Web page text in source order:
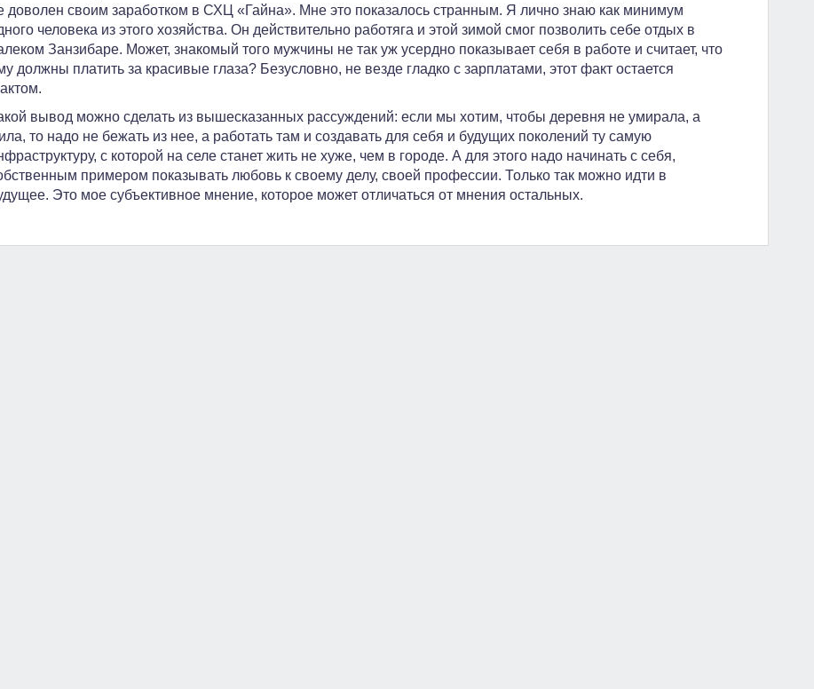
доволен своим заработком в СХЦ «Гайна». Мне это показалось странным. Я лично знаю как минимум
человека из этого хозяйства. Он действительно работяга и этой зимой смог позволить себе отдых в
Занзибаре. Может, знакомый того мужчины не так уж усердно показывает себя в работе и считает, что
должны платить за красивые глаза? Безусловно, не везде гладко с зарплатами, этот факт остается
вывод можно сделать из вышесказанных рассуждений: если мы хотим, чтобы деревня не умирала, а
то надо не бежать из нее, а работать там и создавать для себя и будущих поколений ту самую
с которой на селе станет жить не хуже, чем в городе. А для этого надо начинать с себя,
примером показывать любовь к своему делу, своей профессии. Только так можно идти в
Это мое субъективное мнение, которое может отличаться от мнения остальных.